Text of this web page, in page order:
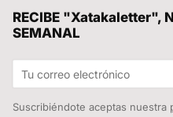
RECIBE "Xatakaletter",
SEMANAL
Suscribiéndote aceptas nuestra